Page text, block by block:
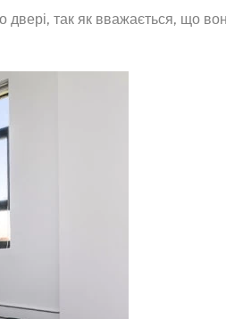
двері, так як вважається, що